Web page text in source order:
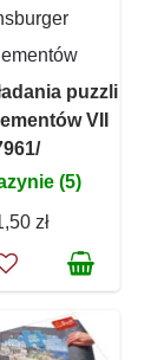
puzzli
VII
(5)
zł